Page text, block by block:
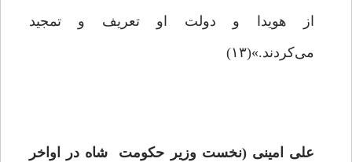
از هویدا و دولت او تعریف و تمجید
می‌کردند.»(۱۳)
علی امینی (نخست وزیر حکومت شاه در اواخر